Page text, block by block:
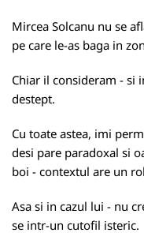
Mircea Solcanu nu se
pe care le-as baga in
Chiar il consideram - si
destept.
Cu toate astea, imi
desi pare paradoxal si
boi - contextul are un
Asa si in cazul lui - nu
se intr-un cutofil isteric.